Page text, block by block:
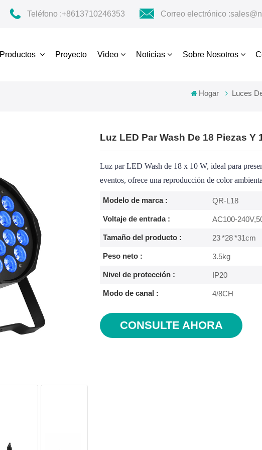
Teléfono :+8613710246353 Correo electrónico :
Productos Proyecto Video Noticias Sobre Nosotros
Hogar Luces
Luz LED Par Wash De 18 Piezas Y
Luz par LED Wash de 18 x 10 W, ideal para
eventos, ofrece una reproducción de color
Modelo de marca : QR-L18
Voltaje de entrada : AC100-
Tamaño del producto : 23 *28 *31cm
Peso neto : 3.5kg
Nivel de protección : IP20
Modo de canal : 4/8CH
CONSULTE AHORA